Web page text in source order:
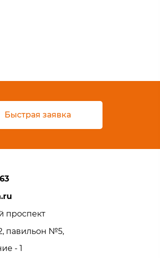
Быстрая заявка
проспект
павильон №5,
- 1